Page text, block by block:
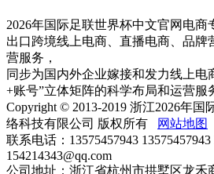
2026年国际足联世界杯中文官网电
出口跨境线上电商、直播电商、品牌
营服务，
同步为国内外企业嫁接和发力线上电
+账号”立体矩阵的科学布局和运营服
Copyright © 2013-2019 浙江2026年国
络科技有限公司 版权所有
网站地图
联系电话：13575457943 13575457943
154214343@qq.com
公司地址：浙江省杭州市拱墅区龙禾